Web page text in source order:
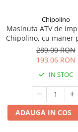
Chipolino
Masinuta ATV de
Chipolino, cu maner
rosu, 3+ ani
289,00 RON
193,06 RON
IN STOC
ADAUGA IN COS